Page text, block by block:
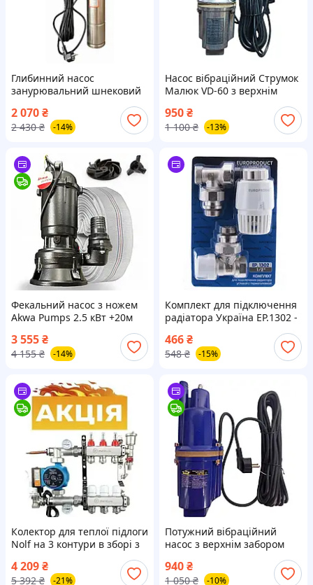
Глибинний насос
занурювальний шнековий
свердловинний 4 QGD 0.37
КВТ для чистої води
2 070₴
2 430 ₴ -14%
Насос вібраційний Струмок
Малюк VD-60 з верхнім
забором води 15 м КАБЕЛЯ
950₴
1 100 ₴ -13%
Фекальний насос з ножем
Akwa Pumps 2.5 кВт +20м
3 555₴
4 155 ₴ -14%
Комплект для підключення
радіатора Україна EP.1302 -
термоголовкою)
466₴
548 ₴ -15%
Колектор для теплої підлоги
Nolf на 3 контури в зборі з
4 209₴
5 392 ₴ -21%
Потужний вібраційний
насос з верхнім забором
занурювальний Werk VM 70
для колодязя та свердловин
на полив.
940₴
1 050 ₴ -10%